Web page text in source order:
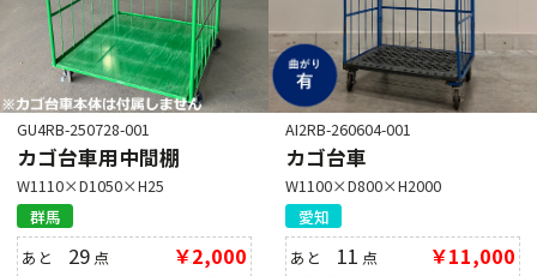
GU4RB-250728-001
カゴ台車用中間棚
W1110×D1050×H25
群馬
あと 29 点 ￥2,000
AI2RB-260604-001
カゴ台車
W1100×D800×H2000
愛知
あと 11 点 ￥11,000